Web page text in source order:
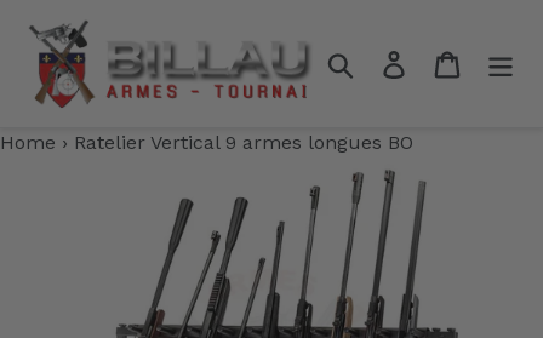
contenu
RechercherSe connecter
Panier
Home › Ratelier Vertical 9 armes longues BO